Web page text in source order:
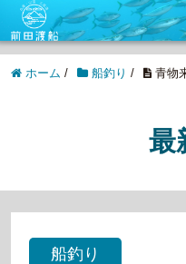
ホーム / 船釣り / 青物
最
船釣り